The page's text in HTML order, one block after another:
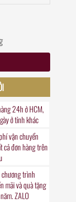
24hở HCM,
ở tỉnh khác
vận chuyển
cả đơn hàng trên
chương trình
mãivà quà tặng
ZALO